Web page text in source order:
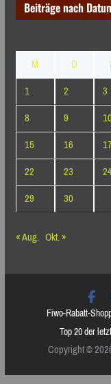
Beiträge nach
M
D
1
2 3
8
9 10
15
16
22
23
29
30
« Aug. Okt. »
Fiwo-Rabatt-
Top 20 der
Copyright ©